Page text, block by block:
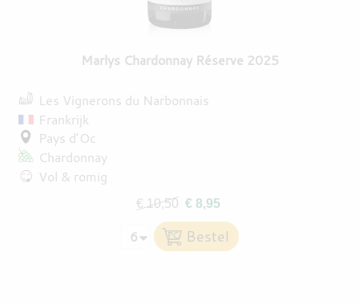
Marlys Chardonnay Réserve 2025
Les Vignerons du Narbonnais
Frankrijk
Pays d’Oc
Chardonnay
Vol & romig
€ 10,50 € 8,95